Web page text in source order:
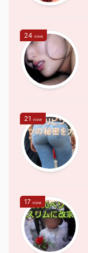
24 view
21 view
17 view